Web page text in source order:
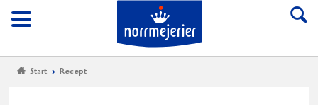
Meny
Till Norrmejerier
Start Recept